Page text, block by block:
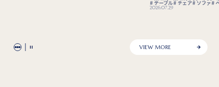
テーブル チェア ソファ
2026.07.29
VIEW MORE